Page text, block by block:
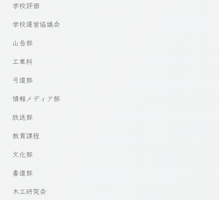
学校評価
学校運営協議会
山岳部
工業科
弓道部
情報メディア部
放送部
教育課程
文化部
書道部
木工研究会